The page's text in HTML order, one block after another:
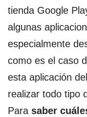
tienda Google
algunas
especialmente
como es el caso
esta aplicación
realizar todo tipo
Para saber